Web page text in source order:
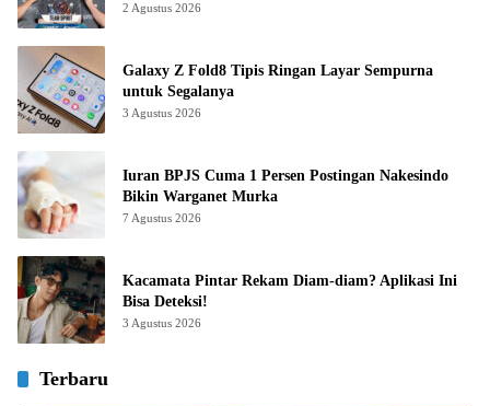
2 Agustus 2026
Galaxy Z Fold8 Tipis Ringan Layar Sempurna
untuk Segalanya
3 Agustus 2026
Iuran BPJS Cuma 1 Persen Postingan Nakesindo
Bikin Warganet Murka
7 Agustus 2026
Kacamata Pintar Rekam Diam-diam? Aplikasi Ini
Bisa Deteksi!
3 Agustus 2026
Terbaru